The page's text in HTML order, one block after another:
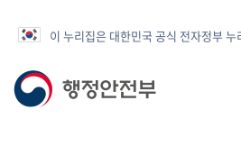
이 누리집은 대한민국 공식 전자정부 누